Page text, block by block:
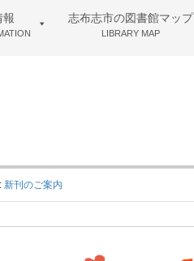
報 志布志市の図書館マップ
LIBRARY MAP
新刊のご案内